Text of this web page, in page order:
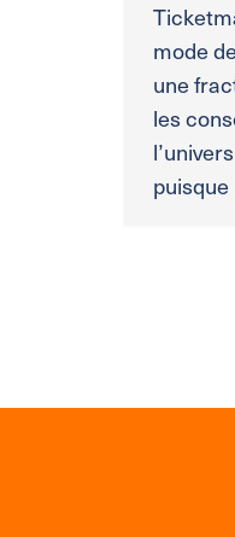
mode
une
les
puisque